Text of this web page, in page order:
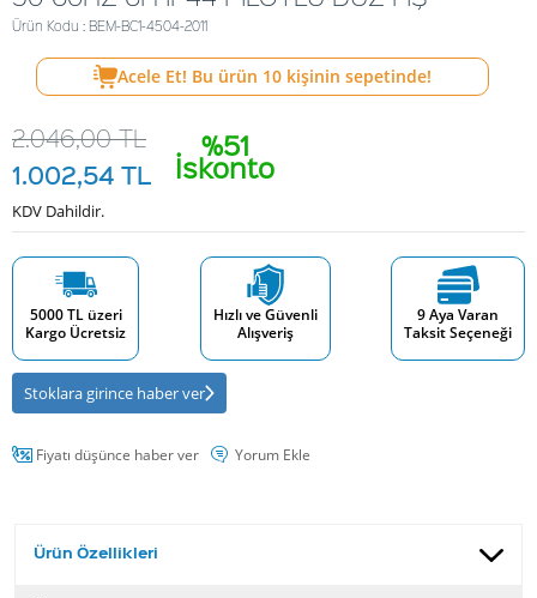
Ürün Kodu : BEM-BC1-4504-2011
Acele Et! Bu ürün 10 kişinin sepetinde!
%51
İskonto
2.046,00TL
1.002,54 TL
KDV Dahildir.
5000 TL üzeri
Kargo Ücretsiz
Hızlı ve Güvenli
Alışveriş
9 Aya Varan
Taksit Seçeneği
Stoklara girince haber ver
Fiyatı düşünce haber ver Yorum Ekle
Ürün Özellikleri